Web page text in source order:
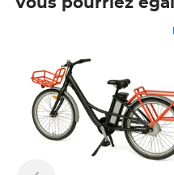
Vous pourriez